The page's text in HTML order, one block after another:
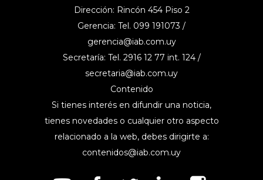
Dirección: Rincón 454 Piso 2
Gerencia: Tel. 099 191073 /
gerencia@iab.com.uy
Secretaría: Tel. 2916 12 77 int. 124 /
secretaria@iab.com.uy
Contenido
Si tienes interés en difundir una noticia,
tienes novedades o cualquier otro aspecto
relacionado a la web, debes dirigirte a:
contenidos@iab.com.uy